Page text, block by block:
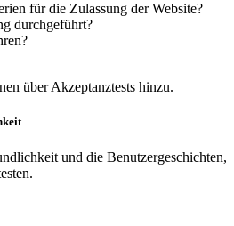
für die Zulassung der Website?
durchgeführt?
über Akzeptanztests hinzu.
und die Benutzergeschichten,